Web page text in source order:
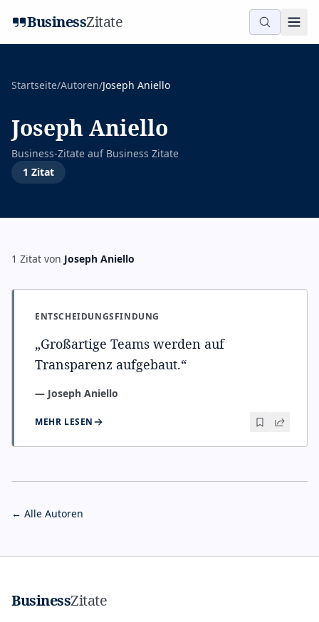
BusinessZitate
Startseite/Autoren/Joseph Aniello
Joseph Aniello
Business-Zitate auf Business Zitate
1 Zitat
1 Zitat von Joseph Aniello
ENTSCHEIDUNGSFINDUNG
„Großartige Teams werden auf
Transparenz aufgebaut.“
— Joseph Aniello
MEHR LESEN
← Alle Autoren
BusinessZitate